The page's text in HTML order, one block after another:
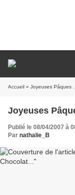
Accueil » Joyeuses Pâques
Joyeuses
Publié le 08/04/2007 à
Par nathalie_B